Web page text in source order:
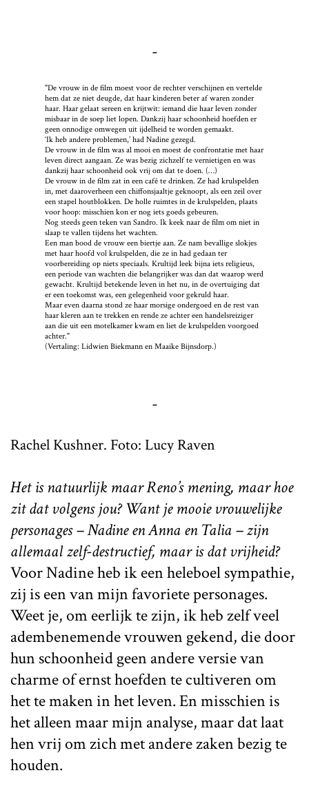
-
"De vrouw in de film moest voor de rechter verschijnen en vertelde
hem dat ze niet deugde, dat haar kinderen beter af waren zonder
haar. Haar gelaat sereen en krijtwit: iemand die haar leven zonder
misbaar in de soep liet lopen. Dankzij haar schoonheid hoefden er
geen onnodige omwegen uit ijdelheid te worden gemaakt.
‘Ik heb andere problemen,’ had Nadine gezegd.
De vrouw in de film was al mooi en moest de confrontatie met haar
leven direct aangaan. Ze was bezig zichzelf te vernietigen en was
dankzij haar schoonheid ook vrij om dat te doen. (…)
De vrouw in de film zat in een café te drinken. Ze had krulspelden
in, met daaroverheen een chiffonsjaaltje geknoopt, als een zeil over
een stapel houtblokken. De holle ruimtes in de krulspelden, plaats
voor hoop: misschien kon er nog iets goeds gebeuren.
Nog steeds geen teken van Sandro. Ik keek naar de film om niet in
slaap te vallen tijdens het wachten.
Een man bood de vrouw een biertje aan. Ze nam bevallige slokjes
met haar hoofd vol krulspelden, die ze in had gedaan ter
voorbereiding op niets speciaals. Krultijd leek bijna iets religieus,
een periode van wachten die belangrijker was dan dat waarop werd
gewacht. Krultijd betekende leven in het nu, in de overtuiging dat
er een toekomst was, een gelegenheid voor gekruld haar.
Maar even daarna stond ze haar morsige ondergoed en de rest van
haar kleren aan te trekken en rende ze achter een handelsreiziger
aan die uit een motelkamer kwam en liet de krulspelden voorgoed
achter."
(Vertaling: Lidwien Biekmann en Maaike Bijnsdorp.)
-
Rachel Kushner. Foto: Lucy Raven
Het is natuurlijk maar Reno’s mening, maar hoe
zit dat volgens jou? Want je mooie vrouwelijke
personages – Nadine en Anna en Talia – zijn
allemaal zelf-destructief, maar is dat vrijheid?
Voor Nadine heb ik een heleboel sympathie,
zij is een van mijn favoriete personages.
Weet je, om eerlijk te zijn, ik heb zelf veel
adembenemende vrouwen gekend, die door
hun schoonheid geen andere versie van
charme of ernst hoefden te cultiveren om
het te maken in het leven. En misschien is
het alleen maar mijn analyse, maar dat laat
hen vrij om zich met andere zaken bezig te
houden.